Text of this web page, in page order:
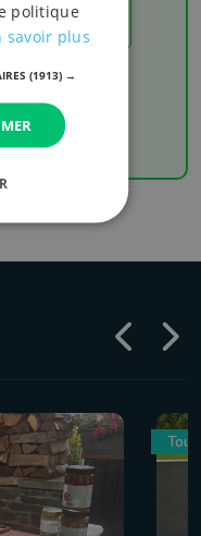
les derniers
favorite
politique
savoir plus
(1913) →